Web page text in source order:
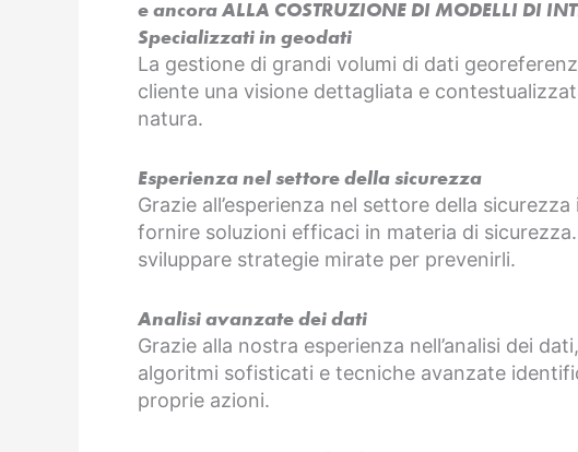
e ancora ALLA COSTRUZIONE DI MODELLI DI
Specializzati in geodati
La gestione di grandi volumi di dati
cliente una visione dettagliata e
natura.
Esperienza nel settore della sicurezza
Grazie all’esperienza nel settore della
fornire soluzioni efficaci in materia di
sviluppare strategie mirate per prevenirli.
Analisi avanzate dei dati
Grazie alla nostra esperienza nell’analisi dei
algoritmi sofisticati e tecniche avanzate
proprie azioni.